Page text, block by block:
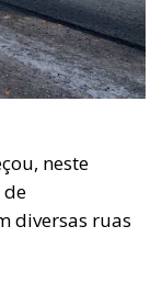
neste
de
diversas ruas